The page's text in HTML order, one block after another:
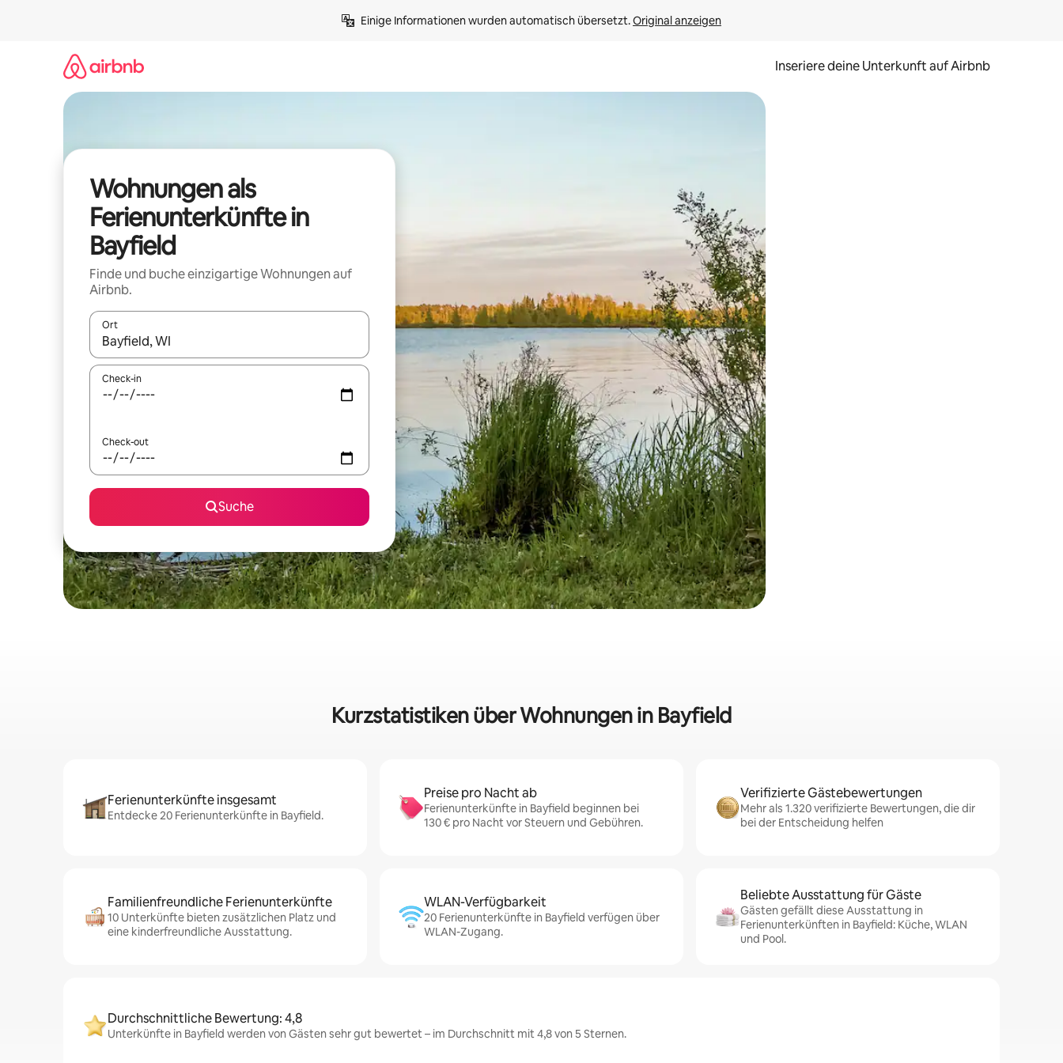
Einige Informationen wurden automatisch übersetzt. Original anzeigen
Inseriere deine Unterkunft auf Airbnb
Wohnungen als
Ferienunterkünfte in
Bayfield
Finde und buche einzigartige Wohnungen auf
Airbnb.
Ort
Wenn Ergebnisse verfügbar sind, navigiere mit den Pfeiltasten nach oben und unten oder erkunde die Ergebnisse durch Berühren oder Wischgesten.
Check-in
Check-out
Suche
Kurzstatistiken über Wohnungen in Bayfield
Ferienunterkünfte insgesamt
Entdecke 20 Ferienunterkünfte in Bayfield.
Preise pro Nacht ab
Ferienunterkünfte in Bayfield beginnen bei
130 € pro Nacht vor Steuern und Gebühren.
Verifizierte Gästebewertungen
Mehr als 1.320 verifizierte Bewertungen, die dir
bei der Entscheidung helfen
Familienfreundliche Ferienunterkünfte
10 Unterkünfte bieten zusätzlichen Platz und
eine kinderfreundliche Ausstattung.
WLAN-Verfügbarkeit
20 Ferienunterkünfte in Bayfield verfügen über
WLAN-Zugang.
Beliebte Ausstattung für Gäste
Gästen gefällt diese Ausstattung in
Ferienunterkünften in Bayfield: Küche, WLAN
und Pool.
Durchschnittliche Bewertung: 4,8
Unterkünfte in Bayfield werden von Gästen sehr gut bewertet – im Durchschnitt mit 4,8 von 5 Sternen.